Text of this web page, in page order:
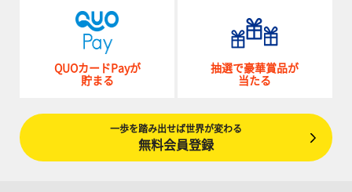
QUOカードPayが
貯まる
抽選で豪華賞品が
当たる
一歩を踏み出せば世界が変わる
無料会員登録